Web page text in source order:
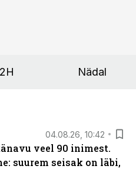
Nädal
04.08.26, 10:42
veel 90 inimest.
suurem seisak on läbi,